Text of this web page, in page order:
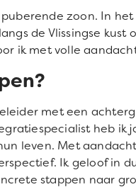
zoon. In
de Vlissingse
ik met volle
met een
heb ik
leven. Met
Ik geloof in
stappen naar